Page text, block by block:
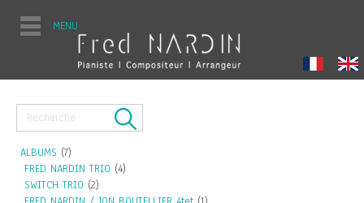
MENU
ALBUMS (7)
FRED NARDIN TRIO (4)
SWITCH TRIO (2)